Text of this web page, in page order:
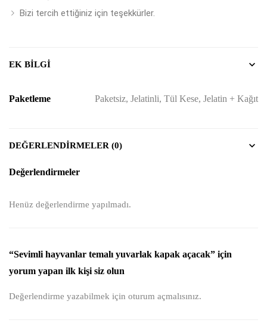
Bizi tercih ettiğiniz için teşekkürler.
EK BILGI
Paketleme Paketsiz, Jelatinli, Tül Kese, Jelatin + Kağıt
DEĞERLENDIRMELER (0)
Değerlendirmeler
Henüz değerlendirme yapılmadı.
“Sevimli hayvanlar temalı yuvarlak kapak açacak” için
yorum yapan ilk kişi siz olun
Değerlendirme yazabilmek için oturum açmalısınız.